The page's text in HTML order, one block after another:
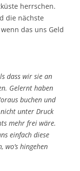
herrschen.
die nächste
das uns Geld
dass wir sie an
Gelernt haben
buchen und
unter Druck
mehr frei wäre.
einfach diese
hingehen